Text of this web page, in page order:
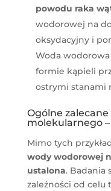
powodu raka
wodorowej na
oksydacyjny i
Woda
formie kąpieli
ostrymi stanami
Ogólne
molekularnego
Mimo tych
wody wodorowej
ustalona. Badania
zależności od celu